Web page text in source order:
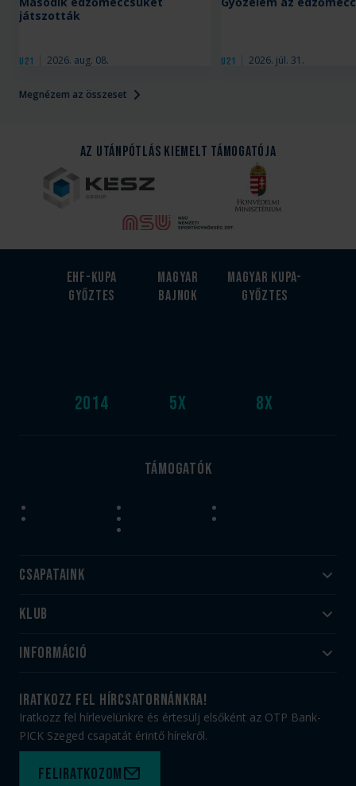
Megnézem az összeset
U21 2026. aug. 08.
játszották
U21 2026. júl. 31.
Az Utánpótlás kiemelt támogatója
EHF-Kupa
győztes
2014
Magyar
bajnok
5x
Magyar kupa-
győztes
8x
Támogatók
Csapataink
Felnőtt
Utánpótlás
Klub
#HandballFamily
Munkatársaink
PICK Aréna
Sajtóakkreditáció
Információ
Jegy- és bérletvásárlás
Webshop
Adatvédelem
Felhasználási feltételek
iratkozz fel hírcsatornánkra!
Iratkozz fel hírlevelünkre és értesülj elsőként az OTP Bank-
PICK Szeged csapatát érintő hírekről.
Feliratkozom